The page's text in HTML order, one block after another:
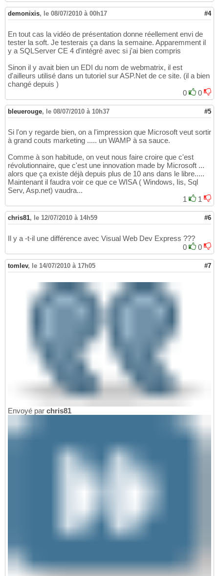
demonixis, le 08/07/2010 à 00h17 #4
En tout cas la vidéo de présentation donne réellement envi de
tester la soft. Je testerais ça dans la semaine. Apparemment il
y a SQLServer CE 4 d'intégré avec si j'ai bien compris
Sinon il y avait bien un EDI du nom de webmatrix, il est
d'ailleurs utilisé dans un tutoriel sur ASP.Net de ce site. (il a bien
changé depuis )
0
0
bleuerouge, le 08/07/2010 à 10h37 #5
Si l'on y regarde bien, on a l'impression que Microsoft veut sortir
à grand couts marketing ..... un WAMP à sa sauce.
Comme à son habitude, on veut nous faire croire que c'est
révolutionnaire, que c'est une innovation made by Microsoft ...
alors que ça existe déjà depuis plus de 10 ans dans le libre.....
Maintenant il faudra voir ce que ce WISA ( Windows, Iis, Sql
Serv, Asp.net) vaudra...
1
1
chris81, le 12/07/2010 à 14h59 #6
Il y a -t-il une différence avec Visual Web Dev Express ???
0
0
tomlev, le 14/07/2010 à 17h05 #7
Envoyé par chris81